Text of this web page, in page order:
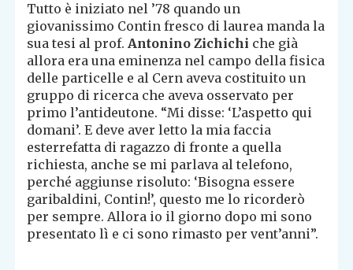
Tutto è iniziato nel ’78 quando un
giovanissimo Contin fresco di laurea manda la
sua tesi al prof.Antonino Zichichi che già
allora era una eminenza nel campo della fisica
delle particelle e al Cern aveva costituito un
gruppo di ricerca che aveva osservato per
primo l’antideutone. “Mi disse: ‘L’aspetto qui
domani’. E deve aver letto la mia faccia
esterrefatta di ragazzo di fronte a quella
richiesta, anche se mi parlava al telefono,
perché aggiunse risoluto: ‘Bisogna essere
garibaldini, Contin!’, questo me lo ricorderò
per sempre. Allora io il giorno dopo mi sono
presentato lì e ci sono rimasto per vent’anni”.